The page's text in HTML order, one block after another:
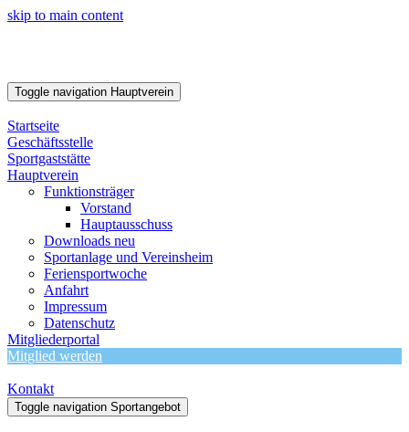
skip to main content
Toggle navigation Hauptverein
Startseite
Geschäftsstelle
Sportgaststätte
Hauptverein
Funktionsträger
Vorstand
Hauptausschuss
Downloads neu
Sportanlage und Vereinsheim
Feriensportwoche
Anfahrt
Impressum
Datenschutz
Mitgliederportal
Mitglied werden
Kontakt
Toggle navigation Sportangebot